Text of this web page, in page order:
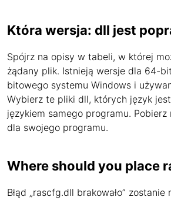
Która wersja: dll jest
Spójrz na opisy w tabeli, w której
żądany plik. Istnieją wersje dla 64-
bitowego systemu Windows i
Wybierz te pliki dll, których język
językiem samego programu.
dla swojego programu.
Where should you place
Błąd „rascfg.dll brakowało”